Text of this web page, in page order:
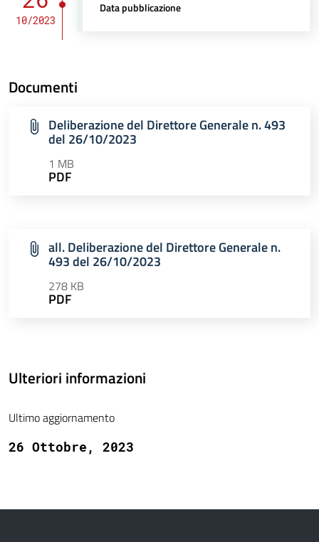
10/2023
Data pubblicazione
Documenti
Deliberazione del Direttore Generale n. 493
del 26/10/2023
1 MB
PDF
all. Deliberazione del Direttore Generale n.
493 del 26/10/2023
278 KB
PDF
Ulteriori informazioni
Ultimo aggiornamento
26 Ottobre, 2023